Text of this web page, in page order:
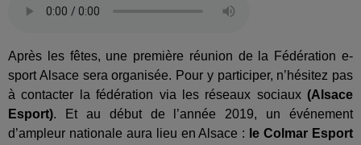
Après les fêtes, une première réunion de la Fédération e-
sport Alsace sera organisée. Pour y participer, n’hésitez pas
à contacter la fédération via les réseaux sociaux (Alsace
Esport). Et au début de l’année 2019, un événement
d’ampleur nationale aura lieu en Alsace : le Colmar Esport